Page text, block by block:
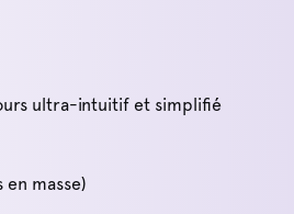
ultra-intuitif et simplifié
masse)